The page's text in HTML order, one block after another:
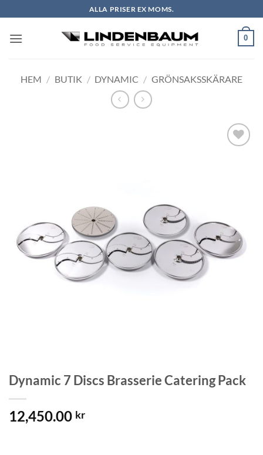
to
content
ALLA PRISER EX MOMS.
0
HEM / BUTIK / DYNAMIC / GRÖNSAKSSKÄRARE
Dynamic 7 Discs Brasserie Catering Pack
12,450.00 kr